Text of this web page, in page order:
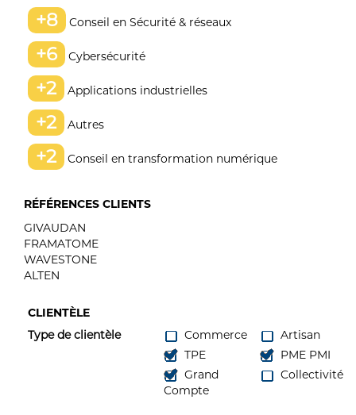
+8 Conseil en Sécurité & réseaux
+6 Cybersécurité
+2 Applications industrielles
+2 Autres
+2 Conseil en transformation numérique
RÉFÉRENCES CLIENTS
GIVAUDAN
FRAMATOME
WAVESTONE
ALTEN
CLIENTÈLE
Type de clientèle
Commerce
Artisan
TPE
PME PMI
Grand
Compte
Collectivité